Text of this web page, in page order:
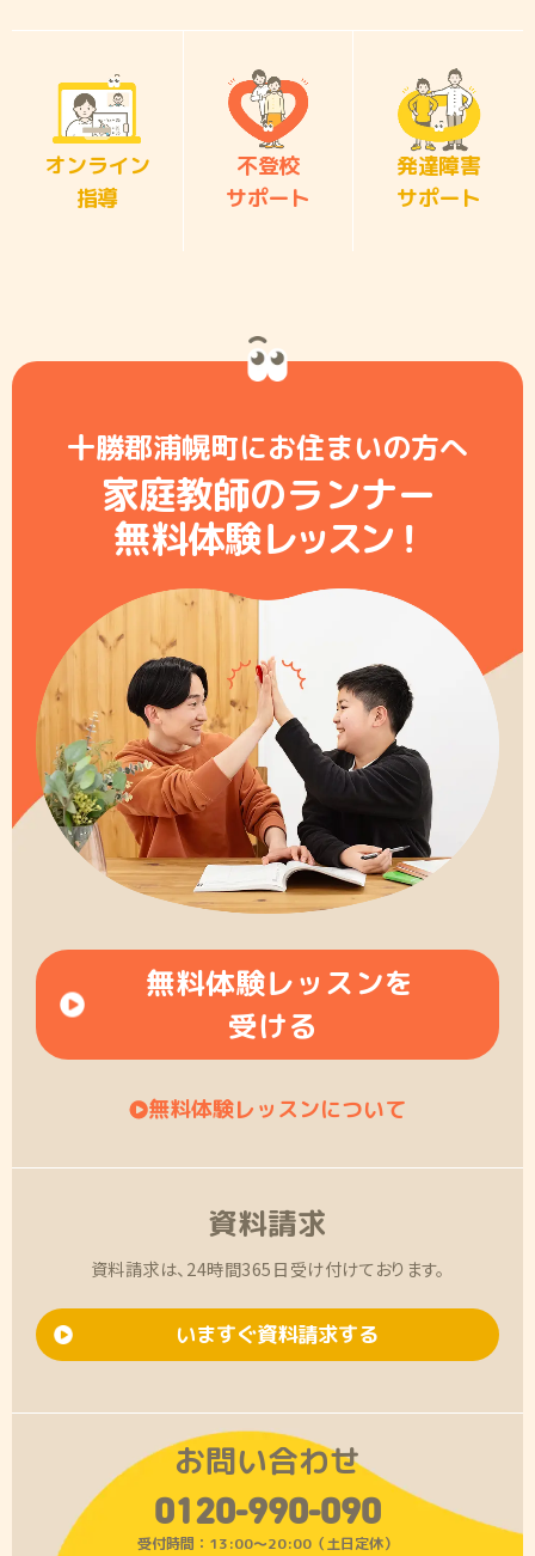
オンライン
指導
不登校
サポート
発達障害
サポート
十勝郡浦幌町にお住まいの方へ
家庭教師のランナー
無料体験レッスン！
無料体験レッスンを
受ける
無料体験レッスンについて
資料請求
資料請求は、24時間365日受け付けております。
いますぐ資料請求する
お問い合わせ
0120-990-090
受付時間：13:00〜20:00（土日定休）